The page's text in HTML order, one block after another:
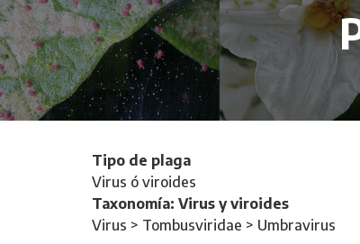
Tipo de plaga
Virus ó viroides
Taxonomía: Virus y viroides
Virus > Tombusviridae > Umbravirus